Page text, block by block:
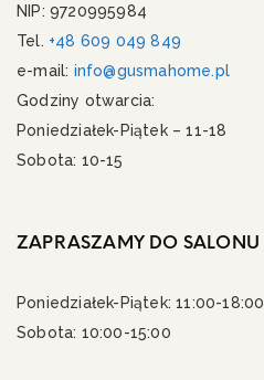
NIP: 9720995984
Tel. +48 609 049 849
e-mail: info@gusmahome.pl
Godziny otwarcia:
Poniedziałek-Piątek – 11-18
Sobota: 10-15
ZAPRASZAMY DO SALONU
Poniedziałek-Piątek: 11:00-18:00
Sobota: 10:00-15:00